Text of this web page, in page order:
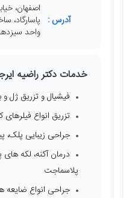
آدرس :
اصفهان،
پاسارگاد،
واحد
خدمات دکتر راضیه
فیشیال و تزریق ژل
تزریق انواع
جراحی زیبایی پلک،
درمان آکنه، لکه‌
پلاسماجت
جراحی انواع ضایعه‌